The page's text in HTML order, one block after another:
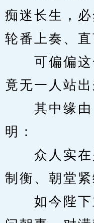
痴迷长生，
轮番上奏、直
可偏偏这
竟无一人站出
其中缘由
明：
众人实在
制衡、朝堂紧
如今陛下